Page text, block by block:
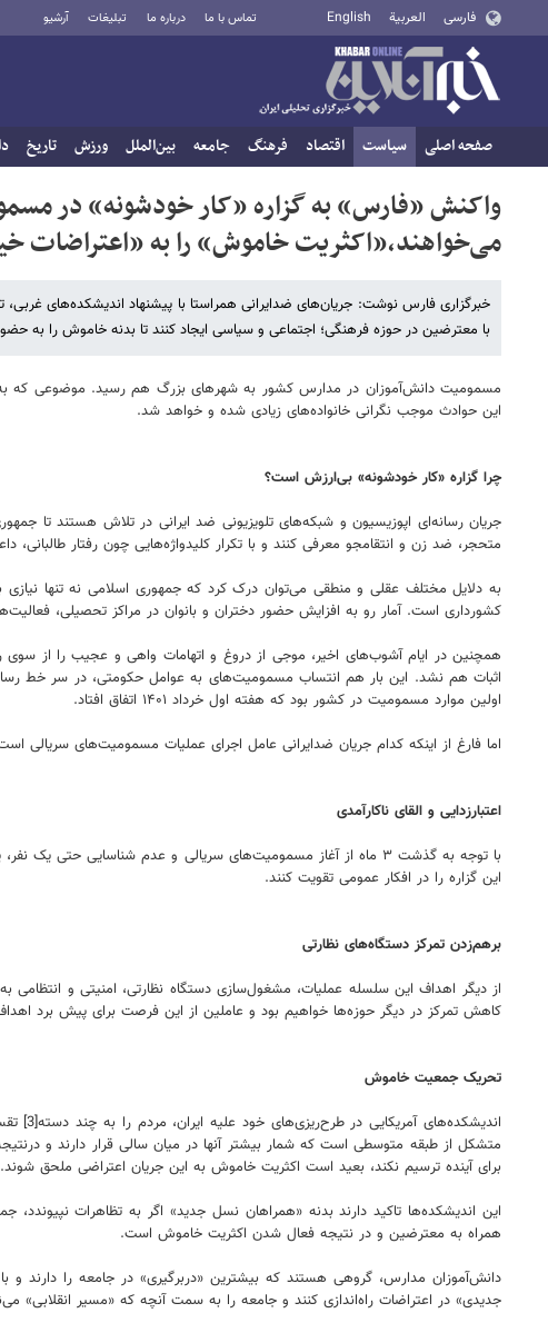
فارسی العربية English تماس با ما درباره ما تبلیغات آرشیو
صفحه اصلی سیاست اقتصاد فرهنگ جامعه بین‌الملل ورزش تاریخ
واکنش «فارس» به گزاره «کار خودشونه» در
می‌خواهند،«اکثریت خاموش» را به «اعتراضات
خبرگزاری فارس نوشت: جریان‌های ضدایرانی همراستا با پیشنهاد اندیشکده‌های
با معترضین در حوزه فرهنگی؛ اجتماعی و سیاسی ایجاد کنند تا بدنه خاموش را به
مسمومیت‌ دانش‌آموزان در مدارس کشور به شهرهای بزرگ هم رسید. موضوعی که به
این حوادث موجب نگرانی خانواده‌های زیادی شده و خواهد شد.
چرا گزاره «کار خودشونه» بی‌ارزش است؟
جریان رسانه‌ای اپوزیسیون و شبکه‌های تلویزیونی ضد ایرانی در تلاش هستند تا
متحجر، ضد زن و انتقامجو معرفی کنند و با تکرار کلیدواژه‌هایی چون رفتار
به دلایل مختلف عقلی و منطقی می‌توان درک کرد که جمهوری اسلامی نه تنها نیازی
کشورداری است. آمار رو به افزایش حضور دختران و بانوان در مراکز تحصیلی،
همچنین در ایام آشوب‌های اخیر، موجی از دروغ‌ و اتهامات واهی و عجیب را از
اولین موارد مسمومیت در کشور بود که هفته اول خرداد ۱۴۰۱ اتفاق افتاد.
اما فارغ از اینکه کدام جریان ضدایرانی عامل اجرای عملیات مسمومیت‌های سریالی
اعتبارزدایی و القای ناکارآمدی
با توجه به گذشت ۳ ماه از آغاز مسمومیت‌های سریالی و عدم شناسایی
این گزاره را در افکار عمومی تقویت کنند.
برهم‌زدن تمرکز دستگاه‌های نظارتی
از دیگر اهداف این سلسله عملیات، مشغول‌سازی دستگاه نظارتی، امنیتی و
کاهش تمرکز در دیگر حوزه‌ها خواهیم بود و عاملین از این فرصت برای پیش برد
تحریک جمعیت خاموش
متشکل از طبقه متوسطی است که شمار بیشتر آنها در میان سالی قرار دارند و
برای آینده ترسیم نکند، بعید است اکثریت خاموش به این جریان اعتراضی ملحق شوند.
این اندیشکده‌ها تاکید دارند بدنه «همراهان نسل جدید» اگر به تظاهرات
همراه به معترضین و در نتیجه فعال شدن اکثریت خاموش است.
دانش‌آموزان مدارس، گروهی هستند که بیشترین «دربرگیری» در جامعه را دارند و
جدیدی» در اعتراضات راه‌اندازی کنند و جامعه را به سمت آنچه که «مسیر انقلابی»